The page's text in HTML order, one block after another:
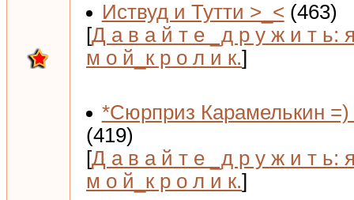
Иствуд и Тутти >_< (463)
[Д а в а й т е _д р у ж и т ь:
м о й_к р о л и к.]
*Сюрприз Карамелькин =)
(419)
[Д а в а й т е _д р у ж и т ь:
м о й_к р о л и к.]